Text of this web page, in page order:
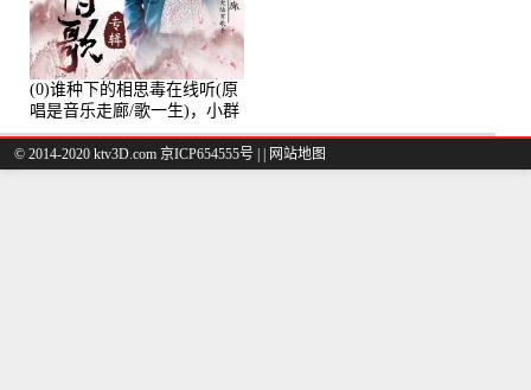
(0)谁种下的相思毒在线听(原
唱是音乐走廊/歌一生)，小群
演唱点播:8975次
© 2014-2020 ktv3D.com 京ICP654555号 | | 网站地图